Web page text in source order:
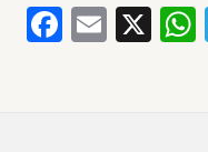
Email
X